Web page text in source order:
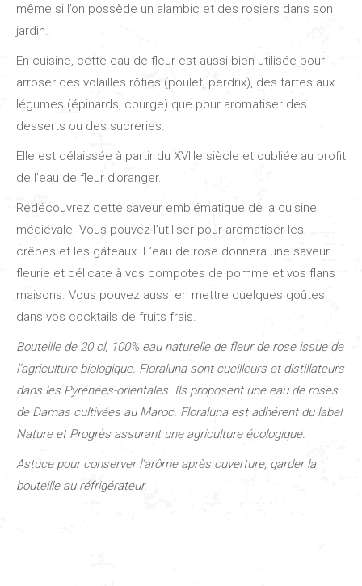
même si l’on possède un alambic et des rosiers dans son
jardin.
En cuisine, cette eau de fleur est aussi bien utilisée pour
arroser des volailles rôties (poulet, perdrix), des tartes aux
légumes (épinards, courge) que pour aromatiser des
desserts ou des sucreries.
Elle est délaissée à partir du XVIIIe siècle et oubliée au profit
de l’eau de fleur d’oranger.
Redécouvrez cette saveur emblématique de la cuisine
médiévale. Vous pouvez l’utiliser pour aromatiser les
crêpes et les gâteaux. L’eau de rose donnera une saveur
fleurie et délicate à vos compotes de pomme et vos flans
maisons. Vous pouvez aussi en mettre quelques goûtes
dans vos cocktails de fruits frais.
Bouteille de 20 cl, 100% eau naturelle de fleur de rose issue de
l’agriculture biologique. Floraluna sont cueilleurs et distillateurs
dans les Pyrénées-orientales. Ils proposent une eau de roses
de Damas cultivées au Maroc. Floraluna est adhérent du label
Nature et Progrès assurant une agriculture écologique.
Astuce pour conserver l’arôme après ouverture, garder la
bouteille au réfrigérateur.